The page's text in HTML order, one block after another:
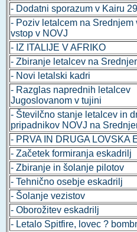
- Dodatni sporazum v Kairu
- Poziv letalcem na Srednjem
vstop v NOVJ
- IZ ITALIJE V AFRIKO
- Zbiranje letalcev na
- Novi letalski kadri
- Razglas naprednih letalcev
Jugoslovanom v tujini
- Številčno stanje letalcev in
pripadnikov NOVJ na
- PRVA IN DRUGA LOVSKA
- Začetek formiranja eskadrilj
- Zbiranje in šolanje pilotov
- Tehnično osebje eskadrilj
- Šolanje vezistov
- Oborožitev eskadrilj
- Letalo Spitfire, lovec ?